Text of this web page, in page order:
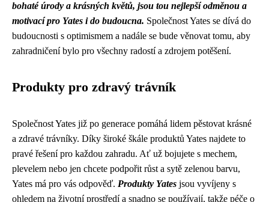
bohaté úrody a krásných květů, jsou tou nejlepší odměnou a
motivací pro Yates i do budoucna. Společnost Yates se dívá do
budoucnosti s optimismem a nadále se bude věnovat tomu, aby
zahradničení bylo pro všechny radostí a zdrojem potěšení.
Produkty pro zdravý trávník
Společnost Yates již po generace pomáhá lidem pěstovat krásné
a zdravé trávníky. Díky široké škále produktů Yates najdete to
pravé řešení pro každou zahradu. Ať už bojujete s mechem,
plevelem nebo jen chcete podpořit růst a sytě zelenou barvu,
Yates má pro vás odpověď. Produkty Yates jsou vyvíjeny s
ohledem na životní prostředí a snadno se používají, takže péče o